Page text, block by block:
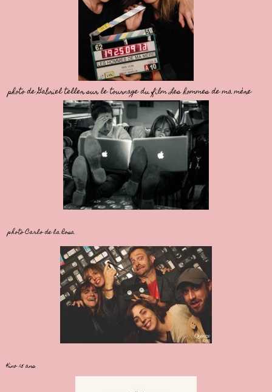
photo de Gabriel teller sur le tournage du film Les hommes de ma mère
photo Carlo de la Rosa
Kino 15 ans